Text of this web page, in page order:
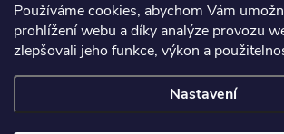
Používáme cookies, abychom Vám
prohlížení webu a díky analýze provozu
zlepšovali jeho funkce, výkon a
Nastavení